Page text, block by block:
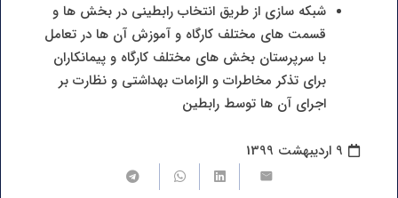
شبکه سازی از طریق انتخاب رابطینی در بخش ها و
قسمت های مختلف کارگاه و آموزش آن ها در تعامل
با سرپرستان بخش های مختلف کارگاه و پیمانکاران
برای تذکر مخاطرات و الزامات بهداشتی و نظارت بر
اجرای آن ها توسط رابطین
9 اردیبهشت 1399